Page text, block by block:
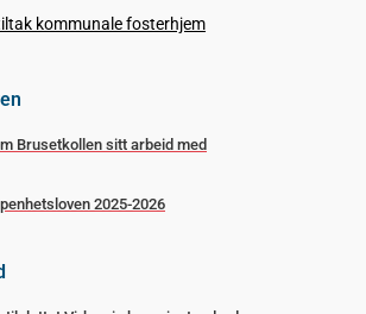
kommunale fosterhjem
Brusetkollen sitt arbeid med
2025-2026